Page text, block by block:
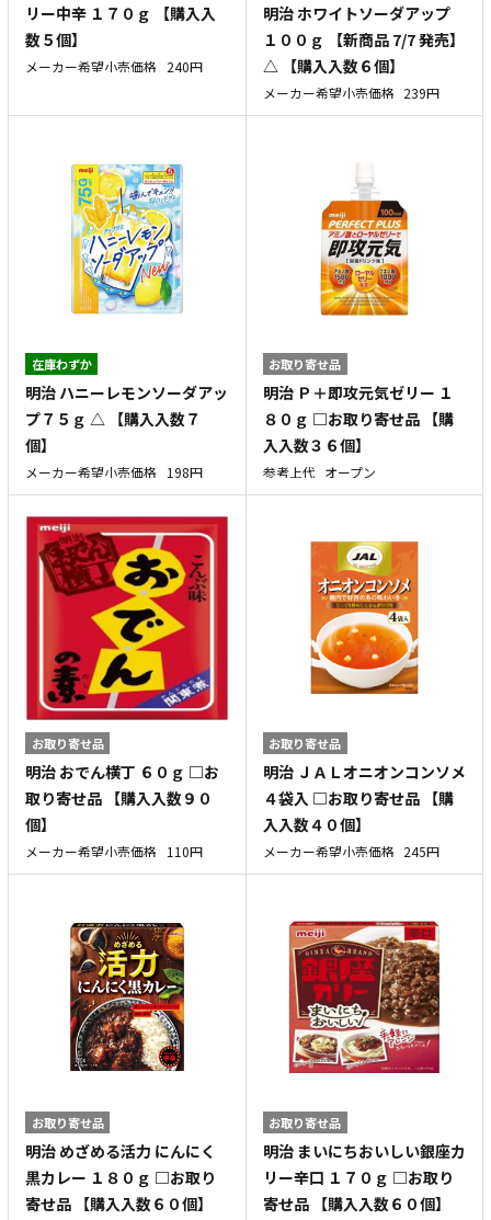
リー中辛 １７０ｇ 【購入入
数５個】
メーカー希望小売価格 240円
明治 ホワイトソーダアップ
１００ｇ 【新商品 7/7 発売】
△ 【購入入数６個】
メーカー希望小売価格 239円
在庫わずか
明治 ハニーレモンソーダアッ
プ７５ｇ △ 【購入入数７
個】
メーカー希望小売価格 198円
お取り寄せ品
明治 Ｐ＋即攻元気ゼリー １
８０ｇ □お取り寄せ品 【購
入入数３６個】
参考上代 オープン
お取り寄せ品
明治 おでん横丁 ６０ｇ □お
取り寄せ品 【購入入数９０
個】
メーカー希望小売価格 110円
お取り寄せ品
明治 ＪＡＬオニオンコンソメ
４袋入 □お取り寄せ品 【購
入入数４０個】
メーカー希望小売価格 245円
お取り寄せ品
明治 めざめる活力 にんにく
黒カレー １８０ｇ □お取り
寄せ品 【購入入数６０個】
お取り寄せ品
明治 まいにちおいしい銀座カ
リー辛口 １７０ｇ □お取り
寄せ品 【購入入数６０個】